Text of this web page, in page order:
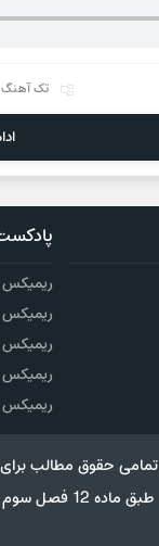
تک آهنگ
ریمیکس
ریمیکس
ریمیکس
ریمیکس
تمامی حقوق مطالب
طبق ماده 12 فصل سوم قانون جرائم رایانه ای کپی برداری از قالب و محتوا پیگرد قانونی خواهد داشت.